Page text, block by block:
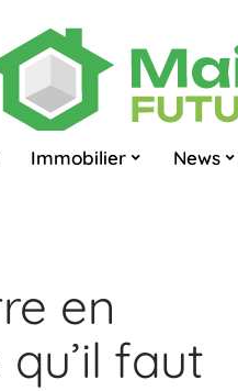
Immobilier News
en
faut